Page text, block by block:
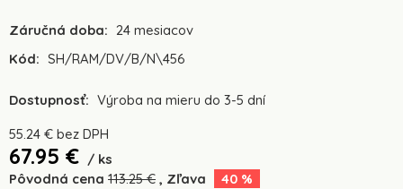
Záručná doba: 24 mesiacov
Kód: SH/RAM/DV/B/N\456
Dostupnosť: Výroba na mieru do 3-5 dní
55.24 € bez DPH
67.95 €
ks
Pôvodná cena 113.25€ Zľava 40 %